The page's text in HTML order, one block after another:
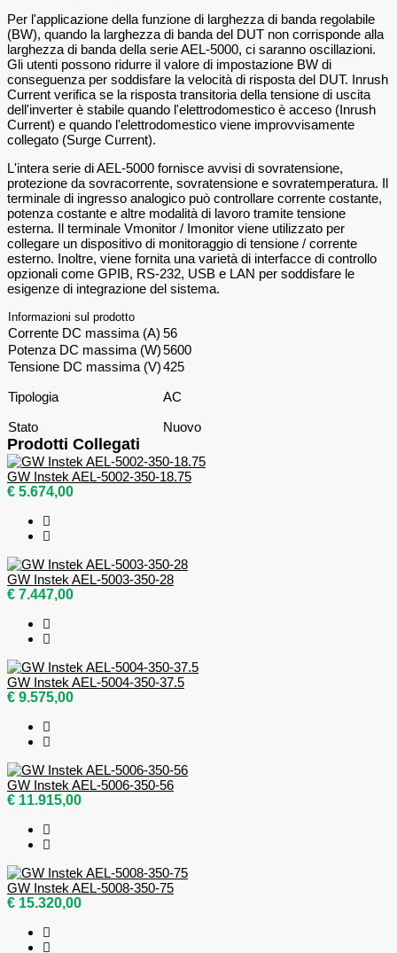
Per l'applicazione della funzione di larghezza di banda regolabile
(BW), quando la larghezza di banda del DUT non corrisponde alla
larghezza di banda della serie AEL-5000, ci saranno oscillazioni.
Gli utenti possono ridurre il valore di impostazione BW di
conseguenza per soddisfare la velocità di risposta del DUT. Inrush
Current verifica se la risposta transitoria della tensione di uscita
dell'inverter è stabile quando l'elettrodomestico è acceso (Inrush
Current) e quando l'elettrodomestico viene improvvisamente
collegato (Surge Current).
L'intera serie di AEL-5000 fornisce avvisi di sovratensione,
protezione da sovracorrente, sovratensione e sovratemperatura. Il
terminale di ingresso analogico può controllare corrente costante,
potenza costante e altre modalità di lavoro tramite tensione
esterna. Il terminale Vmonitor / Imonitor viene utilizzato per
collegare un dispositivo di monitoraggio di tensione / corrente
esterno. Inoltre, viene fornita una varietà di interfacce di controllo
opzionali come GPIB, RS-232, USB e LAN per soddisfare le
esigenze di integrazione del sistema.
Informazioni sul prodotto
Corrente DC massima (A) 56
Potenza DC massima (W)5600
Tensione DC massima (V)425
Tipologia
AC
Stato
Nuovo
Prodotti Collegati
GW Instek AEL-5002-350-18.75
€ 5.674,00
GW Instek AEL-5003-350-28
€ 7.447,00
GW Instek AEL-5004-350-37.5
€ 9.575,00
GW Instek AEL-5006-350-56
€ 11.915,00
GW Instek AEL-5008-350-75
€ 15.320,00